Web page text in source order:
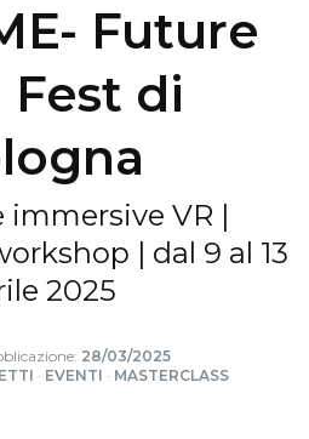
Future
Fest di
immersive VR |
| dal 9 al 13
2025
28/03/2025
· EVENTI · MASTERCLASS